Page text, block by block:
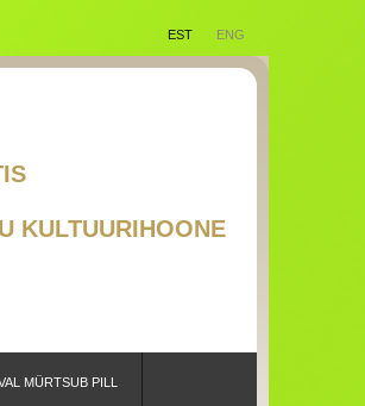
EST ENG
EESTIS
PILL"
KULTUURIHOONE
MÜRTSUB PILL